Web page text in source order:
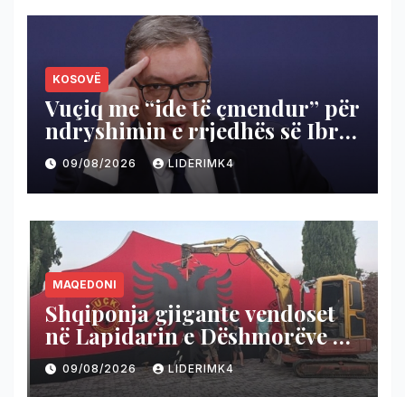
KOSOVË
Vuçiq me “ide të çmendur” për
ndryshimin e rrjedhës së Ibrit
për të shterur Ujmanin
09/08/2026 LIDERIMK4
MAQEDONI
Shqiponja gjigante vendoset
në Lapidarin e Dëshmorëve në
fshatin Hotël të Likovës
(Kumanovë)
09/08/2026 LIDERIMK4